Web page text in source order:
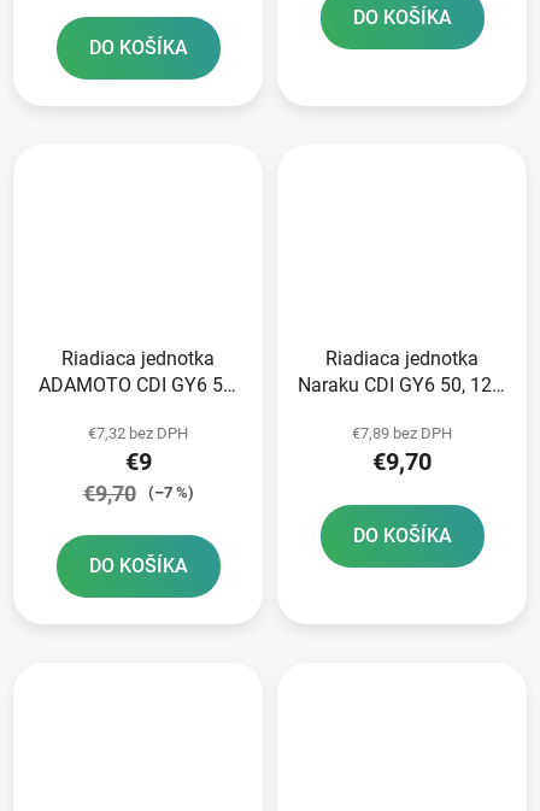
DO KOŠÍKA
DO KOŠÍKA
Riadiaca jednotka
ADAMOTO CDI GY6 50,
€7,32 bez DPH
€9
€9,70 (–7 %)
DO KOŠÍKA
Riadiaca jednotka
Naraku CDI GY6 50, 125,
€7,89 bez DPH
€9,70
DO KOŠÍKA